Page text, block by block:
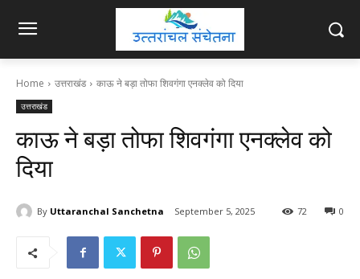
Home उत्तराखंड काऊ ने बड़ा तोफा शिवगंगा एनक्लेव को दिया
उत्तराखंड
काऊ ने बड़ा तोफा शिवगंगा एनक्लेव को
दिया
By Uttaranchal Sanchetna September 5, 2025 0
72